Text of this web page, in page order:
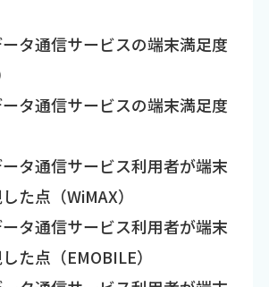
ータ通信サービスの端末満足度
ータ通信サービスの端末満足度
ータ通信サービス利用者が端末
た点（WiMAX）
ータ通信サービス利用者が端末
た点（EMOBILE）